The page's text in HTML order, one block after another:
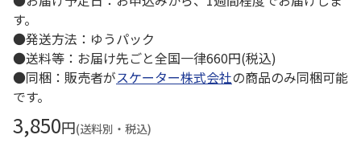
す。
●発送方法：ゆうパック
●送料等：お届け先ごと全国一律660円(税込)
●同梱：販売者がスケーター株式会社の商品のみ同梱可能
です。
3,850円(送料別・税込)